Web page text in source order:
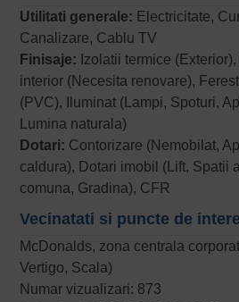
Utilitati generale: Electricitate,
Canalizare, Cablu TV
Finisaje: Izolatii termice
interior (Necesita renovare),
(PVC), Iluminat (Lampi, Spoturi,
Lumina naturala)
Dotari: Contorizare (Nemobilat,
caldura), Dotari imobil (Lift, Spatii
comuna, Gradina), CFR
Vecinatati si puncte de
McDonalds, zona centrala
Vertigo, Scala)
Numar vizualizari: 873